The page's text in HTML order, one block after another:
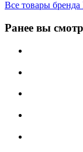
Все товары
Ранее вы